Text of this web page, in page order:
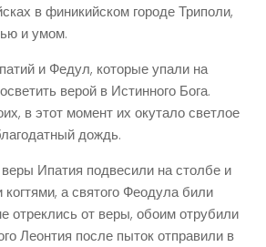
в финикийском городе Триполи,
и умом.
и Федул, которые упали на
верой в Истинного Бога.
в этот момент их окутало светлое
дождь.
Ипатия подвесили на столбе и
а святого Феодула били
отреклись от веры, обоим отрубили
Леонтия после пыток отправили в